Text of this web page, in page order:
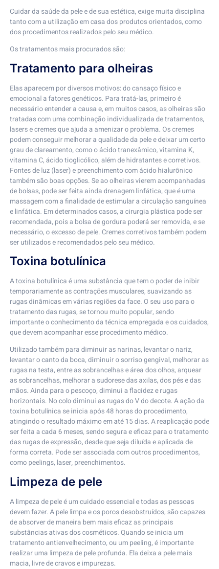
Cuidar da saúde da pele e de sua estética, exige muita disciplina
tanto com a utilização em casa dos produtos orientados, como
dos procedimentos realizados pelo seu médico.
Os tratamentos mais procurados são:
Tratamento para olheiras
Elas aparecem por diversos motivos: do cansaço físico e
emocional a fatores genéticos. Para tratá-las, primeiro é
necessário entender a causa e, em muitos casos, as olheiras são
tratadas com uma combinação individualizada de tratamentos,
lasers e cremes que ajuda a amenizar o problema. Os cremes
podem conseguir melhorar a qualidade da pele e deixar um certo
grau de clareamento, como o ácido tranexâmico, vitamina K,
vitamina C, ácido tioglicólico, além de hidratantes e corretivos.
Fontes de luz (laser) e preenchimento com ácido hialurônico
também são boas opções. Se ao olheiras vierem acompanhadas
de bolsas, pode ser feita ainda drenagem linfática, que é uma
massagem com a finalidade de estimular a circulação sanguínea
e linfática. Em determinados casos, a cirurgia plástica pode ser
recomendada, pois a bolsa de gordura poderá ser removida, e se
necessário, o excesso de pele. Cremes corretivos também podem
ser utilizados e recomendados pelo seu médico.
Toxina botulínica
A toxina botulínica é uma substância que tem o poder de inibir
temporariamente as contrações musculares, suavizando as
rugas dinâmicas em várias regiões da face. O seu uso para o
tratamento das rugas, se tornou muito popular, sendo
importante o conhecimento da técnica empregada e os cuidados,
que devem acompanhar esse procedimento médico.
Utilizado também para diminuir as narinas, levantar o nariz,
levantar o canto da boca, diminuir o sorriso gengival, melhorar as
rugas na testa, entre as sobrancelhas e área dos olhos, arquear
as sobrancelhas, melhorar a sudorese das axilas, dos pés e das
mãos. Ainda para o pescoço, diminui a flacidez e rugas
horizontais. No colo diminui as rugas do V do decote. A ação da
toxina botulínica se inicia após 48 horas do procedimento,
atingindo o resultado máximo em até 15 dias. A reaplicação pode
ser feita a cada 6 meses, sendo segura e eficaz para o tratamento
das rugas de expressão, desde que seja diluída e aplicada de
forma correta. Pode ser associada com outros procedimentos,
como peelings, laser, preenchimentos.
Limpeza de pele
A limpeza de pele é um cuidado essencial e todas as pessoas
devem fazer. A pele limpa e os poros desobstruídos, são capazes
de absorver de maneira bem mais eficaz as principais
substâncias ativas dos cosméticos. Quando se inicia um
tratamento antienvelhecimento, ou um peeling, é importante
realizar uma limpeza de pele profunda. Ela deixa a pele mais
macia, livre de cravos e impurezas.